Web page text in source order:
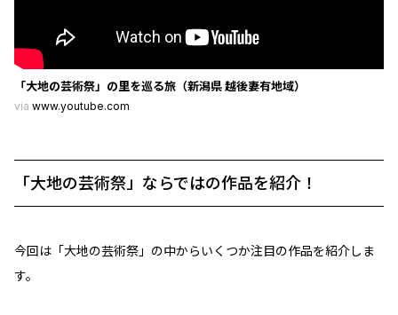
「大地の芸術祭」の里を巡る旅（新潟県 越後妻有地域）
via www.youtube.com
「大地の芸術祭」ならではの作品を紹介！
今回は「大地の芸術祭」の中からいくつか注目の作品を紹介しま
す。